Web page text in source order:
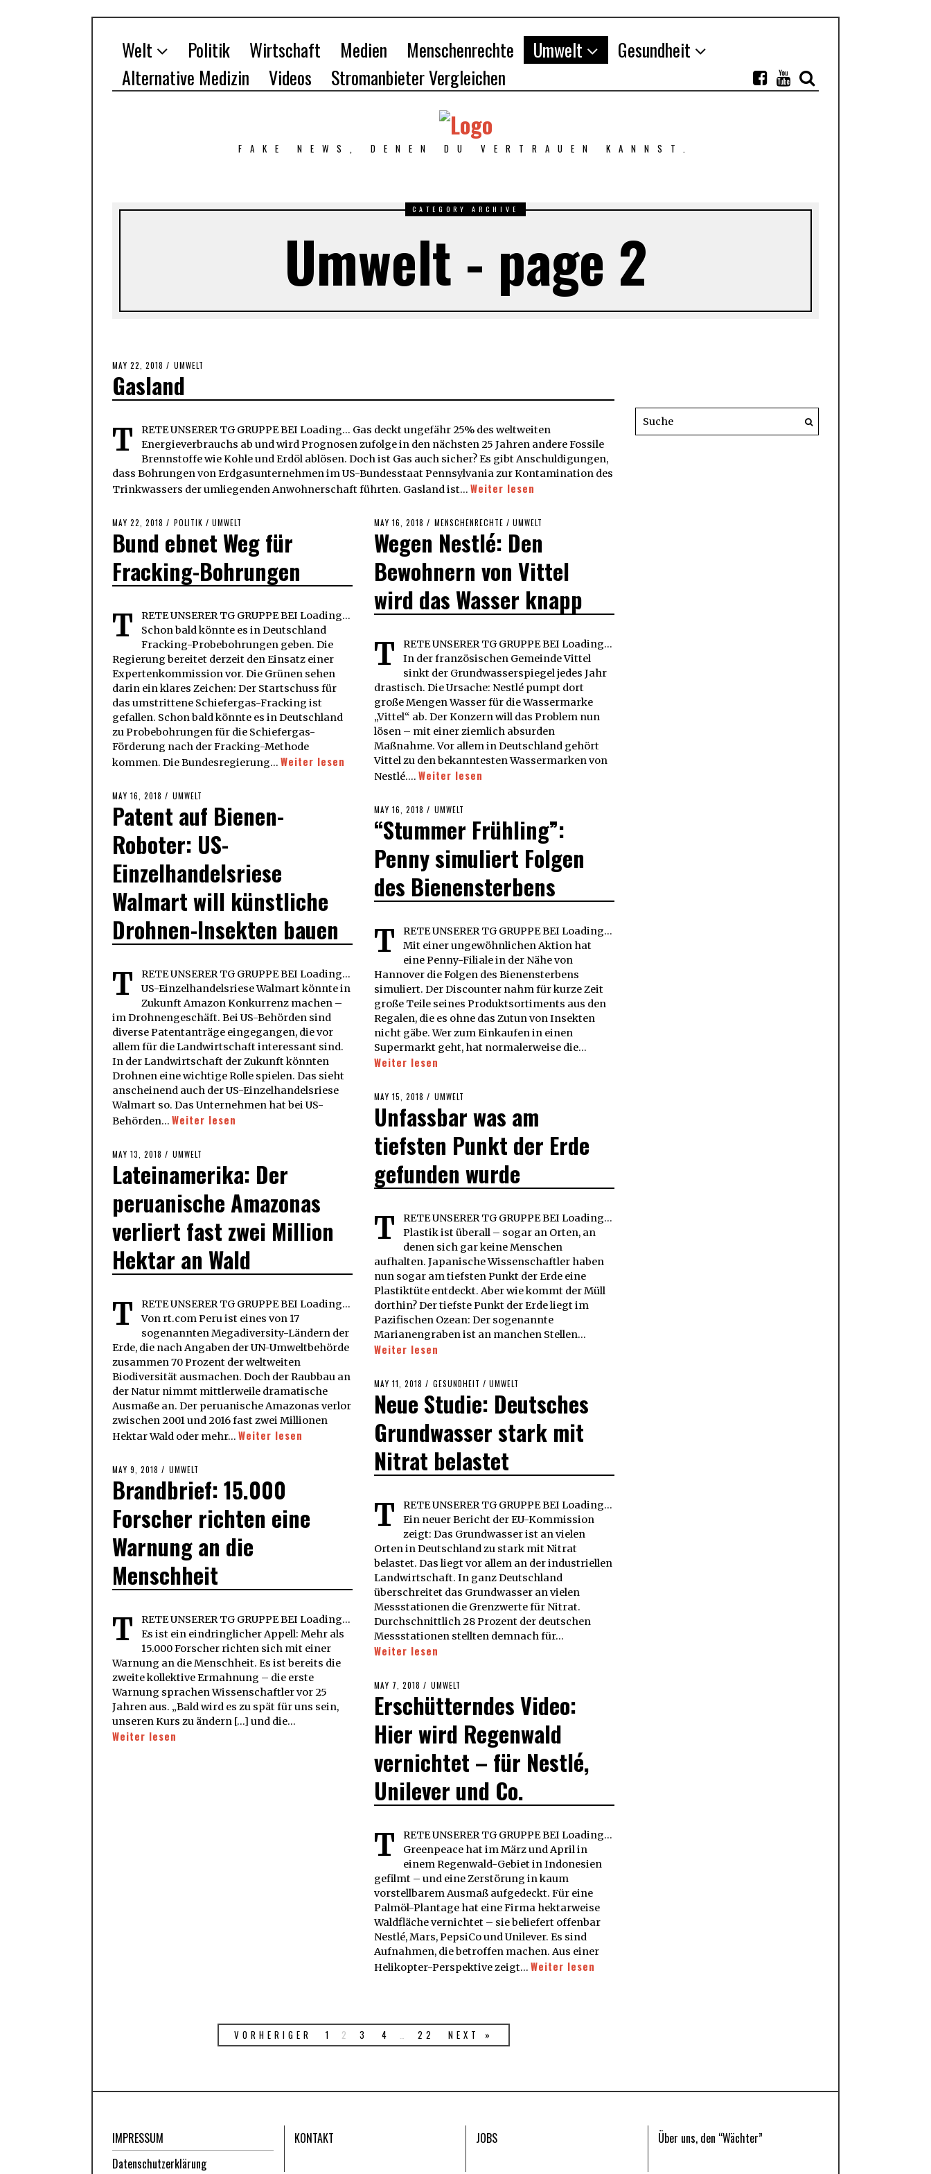
Welt Politik Wirtschaft Medien Menschenrechte Umwelt
Gesundheit
Alternative Medizin
Videos Stromanbieter Vergleichen
FAKE NEWS, DENEN DU VERTRAUEN KANNST.
CATEGORY ARCHIVE
Umwelt - page 2
POSTED
ON
MAY 22, 2018 MAY
2018
UMWELT
Gasland
T
RETE UNSERER TG GRUPPE BEI Loading... Gas deckt ungefähr 25% des weltweiten
Energieverbrauchs ab und wird Prognosen zufolge in den nächsten 25 Jahren andere Fossile
Brennstoffe wie Kohle und Erdöl ablösen. Doch ist Gas auch sicher? Es gibt Anschuldigungen,
dass Bohrungen von Erdgasunternehmen im US-Bundesstaat Pennsylvania zur Kontamination des
Trinkwassers der umliegenden Anwohnerschaft führten. Gasland ist… Weiter lesen
POSTED
ON
MAY 22, 2018 POLITIK / UMWELT
Bund ebnet Weg für
Fracking-Bohrungen
T
RETE UNSERER TG GRUPPE BEI Loading...
Schon bald könnte es in Deutschland
Fracking-Probebohrungen geben. Die
Regierung bereitet derzeit den Einsatz einer
Expertenkommission vor. Die Grünen sehen
darin ein klares Zeichen: Der Startschuss für
das umstrittene Schiefergas-Fracking ist
gefallen. Schon bald könnte es in Deutschland
zu Probebohrungen für die Schiefergas-
Förderung nach der Fracking-Methode
kommen. Die Bundesregierung… Weiter lesen
POSTED
ON
MAY 16, 2018 MAY
2018
MENSCHENRECHTE / UMWELT
Wegen Nestlé: Den
Bewohnern von Vittel
wird das Wasser knapp
T
RETE UNSERER TG GRUPPE BEI Loading...
In der französischen Gemeinde Vittel
sinkt der Grundwasserspiegel jedes Jahr
drastisch. Die Ursache: Nestlé pumpt dort
große Mengen Wasser für die Wassermarke
„Vittel“ ab. Der Konzern will das Problem nun
lösen – mit einer ziemlich absurden
Maßnahme. Vor allem in Deutschland gehört
Vittel zu den bekanntesten Wassermarken von
Nestlé.… Weiter lesen
POSTED
ON
MAY 16, 2018 MAY
16,
2018
UMWELT
Patent auf Bienen-
Roboter: US-
Einzelhandelsriese
Walmart will künstliche
Drohnen-Insekten bauen
T
RETE UNSERER TG GRUPPE BEI Loading...
US-Einzelhandelsriese Walmart könnte in
Zukunft Amazon Konkurrenz machen –
im Drohnengeschäft. Bei US-Behörden sind
diverse Patentanträge eingegangen, die vor
allem für die Landwirtschaft interessant sind.
In der Landwirtschaft der Zukunft könnten
Drohnen eine wichtige Rolle spielen. Das sieht
anscheinend auch der US-Einzelhandelsriese
Walmart so. Das Unternehmen hat bei US-
Behörden… Weiter lesen
POSTED
ON
MAY 16, 2018 MAY
2018
UMWELT
“Stummer Frühling”:
Penny simuliert Folgen
des Bienensterbens
T
RETE UNSERER TG GRUPPE BEI Loading...
Mit einer ungewöhnlichen Aktion hat
eine Penny-Filiale in der Nähe von
Hannover die Folgen des Bienensterbens
simuliert. Der Discounter nahm für kurze Zeit
große Teile seines Produktsortiments aus den
Regalen, die es ohne das Zutun von Insekten
nicht gäbe. Wer zum Einkaufen in einen
Supermarkt geht, hat normalerweise die…
Weiter lesen
POSTED
ON
MAY 15, 2018 MAY
2018
UMWELT
Unfassbar was am
tiefsten Punkt der Erde
gefunden wurde
T
RETE UNSERER TG GRUPPE BEI Loading...
Plastik ist überall – sogar an Orten, an
denen sich gar keine Menschen
aufhalten. Japanische Wissenschaftler haben
nun sogar am tiefsten Punkt der Erde eine
Plastiktüte entdeckt. Aber wie kommt der Müll
dorthin? Der tiefste Punkt der Erde liegt im
Pazifischen Ozean: Der sogenannte
Marianengraben ist an manchen Stellen…
Weiter lesen
POSTED
ON
MAY 13, 2018 MAY
2018
UMWELT
Lateinamerika: Der
peruanische Amazonas
verliert fast zwei Million
Hektar an Wald
T
RETE UNSERER TG GRUPPE BEI Loading...
Von rt.com Peru ist eines von 17
sogenannten Megadiversity-Ländern der
Erde, die nach Angaben der UN-Umweltbehörde
zusammen 70 Prozent der weltweiten
Biodiversität ausmachen. Doch der Raubbau an
der Natur nimmt mittlerweile dramatische
Ausmaße an. Der peruanische Amazonas verlor
zwischen 2001 und 2016 fast zwei Millionen
Hektar Wald oder mehr… Weiter lesen
POSTED
ON
MAY 11, 2018 MAY
11,
2018
GESUNDHEIT / UMWELT
Neue Studie: Deutsches
Grundwasser stark mit
Nitrat belastet
T
RETE UNSERER TG GRUPPE BEI Loading...
Ein neuer Bericht der EU-Kommission
zeigt: Das Grundwasser ist an vielen
Orten in Deutschland zu stark mit Nitrat
belastet. Das liegt vor allem an der industriellen
Landwirtschaft. In ganz Deutschland
überschreitet das Grundwasser an vielen
Messstationen die Grenzwerte für Nitrat.
Durchschnittlich 28 Prozent der deutschen
Messstationen stellten demnach für…
Weiter lesen
POSTED
ON
MAY 9, 2018 MAY
9,
2018
UMWELT
Brandbrief: 15.000
Forscher richten eine
Warnung an die
Menschheit
T
RETE UNSERER TG GRUPPE BEI Loading...
Es ist ein eindringlicher Appell: Mehr als
15.000 Forscher richten sich mit einer
Warnung an die Menschheit. Es ist bereits die
zweite kollektive Ermahnung – die erste
Warnung sprachen Wissenschaftler vor 25
Jahren aus. „Bald wird es zu spät für uns sein,
unseren Kurs zu ändern […] und die…
Weiter lesen
POSTED
ON
MAY 7, 2018 MAY
7,
2018
UMWELT
Erschütterndes Video:
Hier wird Regenwald
vernichtet – für Nestlé,
Unilever und Co.
T
RETE UNSERER TG GRUPPE BEI Loading...
Greenpeace hat im März und April in
einem Regenwald-Gebiet in Indonesien
gefilmt – und eine Zerstörung in kaum
vorstellbarem Ausmaß aufgedeckt. Für eine
Palmöl-Plantage hat eine Firma hektarweise
Waldfläche vernichtet – sie beliefert offenbar
Nestlé, Mars, PepsiCo und Unilever. Es sind
Aufnahmen, die betroffen machen. Aus einer
Helikopter-Perspektive zeigt… Weiter lesen
VORHERIGER 1 2 3 4 … 22 NEXT »
IMPRESSUM
Datenschutzerklärung
KONTAKT JOBS Über uns, den “Wächter”